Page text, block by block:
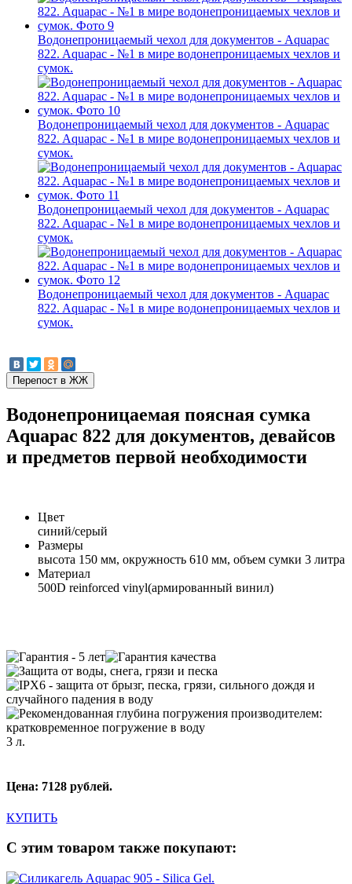
Водонепроницаемый чехол для документов - Aquapac
822. Aquapac - №1 в мире водонепроницаемых чехлов и
сумок.
Водонепроницаемый чехол для документов - Aquapac
822. Aquapac - №1 в мире водонепроницаемых чехлов и
сумок.
Водонепроницаемый чехол для документов - Aquapac
822. Aquapac - №1 в мире водонепроницаемых чехлов и
сумок.
Водонепроницаемый чехол для документов - Aquapac
822. Aquapac - №1 в мире водонепроницаемых чехлов и
сумок.
Водонепроницаемая поясная сумка
Aquapac 822 для документов, девайсов
и предметов первой необходимости
Цвет
синий/серый
Размеры
высота 150 мм, окружность 610 мм, объем сумки 3 литра
Материал
500D reinforced vinyl(армированный винил)
3 л.
Цена: 7128 рублей.
КУПИТЬ
С этим товаром также покупают: